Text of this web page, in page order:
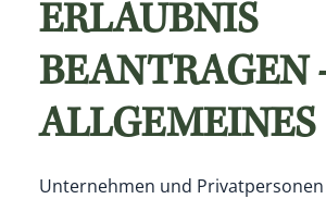
ERLAUBNIS
BEANTRAGEN
ALLGEMEINES
Unternehmen und